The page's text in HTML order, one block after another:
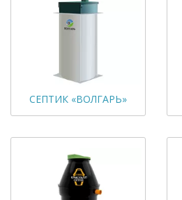
СЕПТИК «ВОЛГАРЬ»